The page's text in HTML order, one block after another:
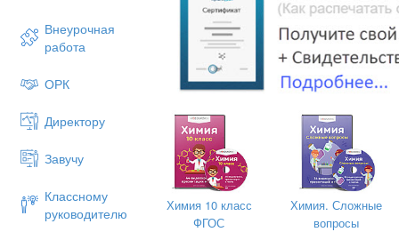
Внеурочная
работа
ОРК
Директору
Завучу
Классному
руководителю
Предметные
Ключевые слова:
Краткое описание:
Химия 10 класс
ФГОС
Химия. Сложные
вопросы